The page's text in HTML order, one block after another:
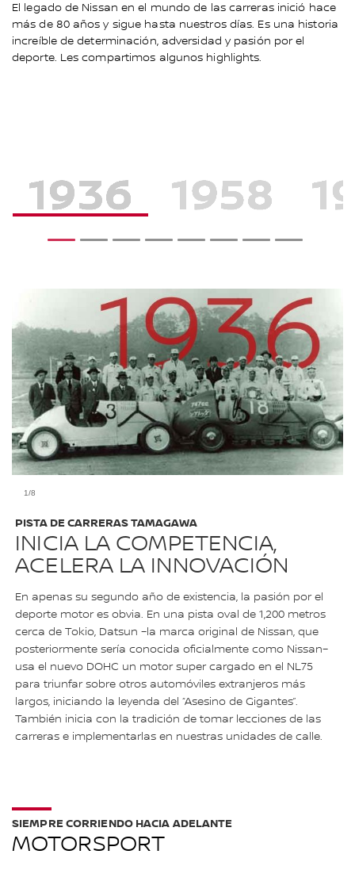
El legado de Nissan en el mundo de las carreras inició hace
más de 80 años y sigue hasta nuestros días. Es una historia
increíble de determinación, adversidad y pasión por el
deporte. Les compartimos algunos highlights.
1 2 3 4 5 6 7 8
1/8
INICIA LA COMPETENCIA,
ACELERA LA INNOVACIÓN
PISTA DE CARRERAS TAMAGAWA
En apenas su segundo año de existencia, la pasión por el
deporte motor es obvia. En una pista oval de 1,200 metros
cerca de Tokio, Datsun –la marca original de Nissan, que
posteriormente sería conocida oficialmente como Nissan–
usa el nuevo DOHC un motor super cargado en el NL75
para triunfar sobre otros automóviles extranjeros más
largos, iniciando la leyenda del “Asesino de Gigantes”.
También inicia con la tradición de tomar lecciones de las
carreras e implementarlas en nuestras unidades de calle.
MOTORSPORT
SIEMPRE CORRIENDO HACIA ADELANTE